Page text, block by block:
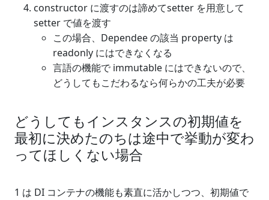
constructor に渡すのは諦めてsetter を用意して
setter で値を渡す
この場合、Dependee の該当 property は
readonly にはできなくなる
言語の機能で immutable にはできないので、
どうしてもこだわるなら何らかの工夫が必要
どうしてもインスタンスの初期値を
最初に決めたのちは途中で挙動が変わ
ってほしくない場合
1 は DI コンテナの機能も素直に活かしつつ、初期値で